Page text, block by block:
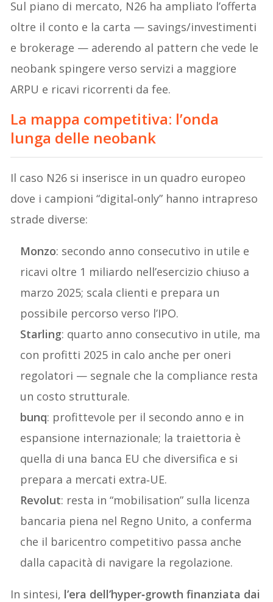
Sul piano di mercato, N26 ha ampliato l’offerta
oltre il conto e la carta — savings/investimenti
e brokerage — aderendo al pattern che vede le
neobank spingere verso servizi a maggiore
ARPU e ricavi ricorrenti da fee.
La mappa competitiva: l’onda
lunga delle neobank
Il caso N26 si inserisce in un quadro europeo
dove i campioni “digital‑only” hanno intrapreso
strade diverse:
Monzo: secondo anno consecutivo in utile e
ricavi oltre 1 miliardo nell’esercizio chiuso a
marzo 2025; scala clienti e prepara un
possibile percorso verso l’IPO.
Starling: quarto anno consecutivo in utile, ma
con profitti 2025 in calo anche per oneri
regolatori — segnale che la compliance resta
un costo strutturale.
bunq: profittevole per il secondo anno e in
espansione internazionale; la traiettoria è
quella di una banca EU che diversifica e si
prepara a mercati extra‑UE.
Revolut: resta in “mobilisation” sulla licenza
bancaria piena nel Regno Unito, a conferma
che il baricentro competitivo passa anche
dalla capacità di navigare la regolazione.
In sintesi, l’era dell’hyper‑growth finanziata dai